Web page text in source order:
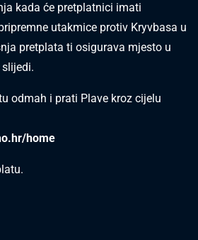
kada će pretplatnici imati
utakmice protiv Kryvbasa u
pretplata ti osigurava mjesto u
odmah i prati Plave kroz cijelu
home